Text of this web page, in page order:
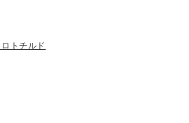
トチルド